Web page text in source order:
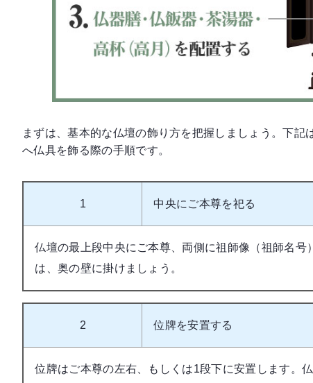
まずは、基本的な仏壇の飾り方を把握しましょう。下記
へ仏具を飾る際の手順です。
1 中央にご本尊を祀る
仏壇の最上段中央にご本尊、両側に祖師像（祖師名
は、奥の壁に掛けましょう。
2 位牌を安置する
位牌はご本尊の左右、もしくは1段下に安置します。